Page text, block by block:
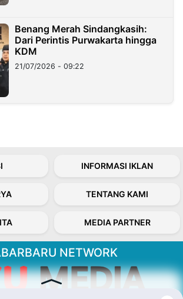
Benang Merah Sindangkasih:
Dari Perintis Purwakarta hingga
KDM
21/07/2026 - 09:22
INFORMASI IKLAN
TENTANG KAMI
MEDIA PARTNER
NETWORK